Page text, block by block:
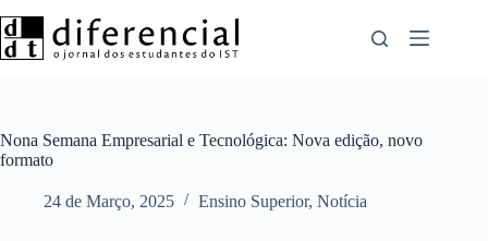
para
o
Nona Semana Empresarial e Tecnológica: Nova edição, novo
formato
24 de Março, 2025 Ensino Superior, Notícia